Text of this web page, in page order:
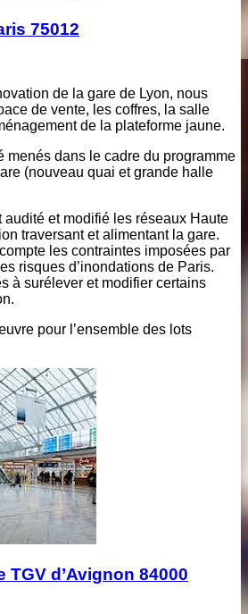
75012
de la gare de Lyon, nous
de vente, les coffres, la salle
de la plateforme jaune.
menés dans le cadre du programme
(nouveau quai et grande halle
audité et modifié les réseaux Haute
traversant et alimentant la gare.
les contraintes imposées par
risques d’inondations de Paris.
à surélever et modifier certains
pour l’ensemble des lots
TGV d’Avignon 84000